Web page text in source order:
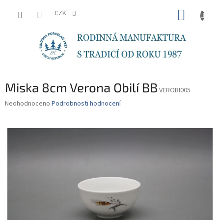
CZK
Miska 8cm Verona Obilí BB VEROBI005
Průměrné
je
Neohodnoceno Podrobnosti hodnocení